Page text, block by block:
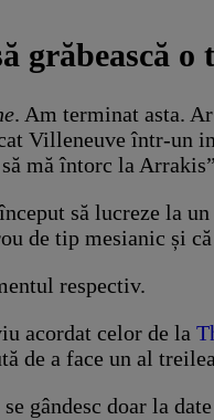
grăbească o
. Am terminat asta.
Villeneuve într-un
mă întorc la
să lucreze la
de tip mesianic și
respectiv.
acordat celor de la
de a face un al
gândesc doar la